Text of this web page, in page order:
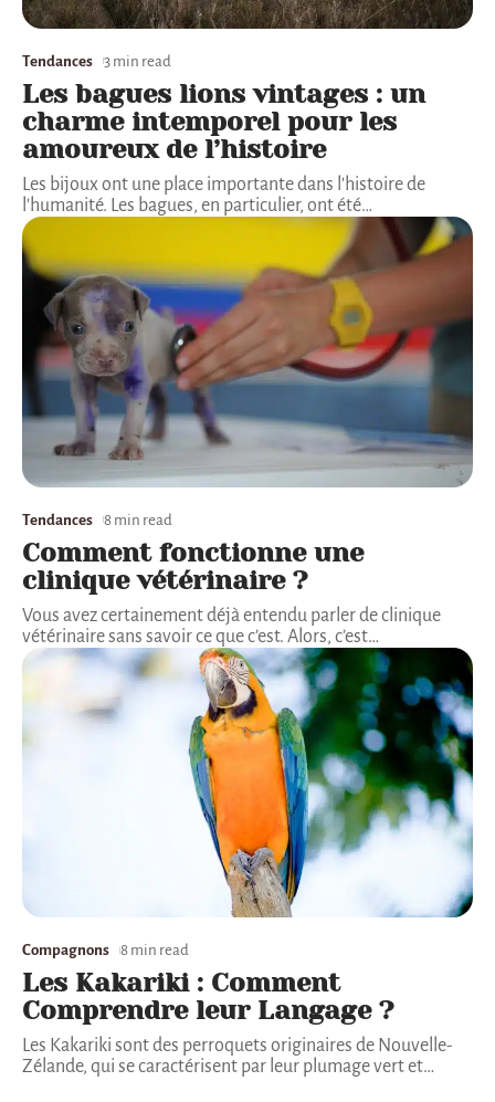
Tendances 3 min read
Les bagues lions vintages : un
charme intemporel pour les
amoureux de l’histoire
Les bijoux ont une place importante dans l'histoire de
l'humanité. Les bagues, en particulier, ont été…
Tendances 8 min read
Comment fonctionne une
clinique vétérinaire ?
Vous avez certainement déjà entendu parler de clinique
vétérinaire sans savoir ce que c’est. Alors, c’est…
Compagnons 8 min read
Les Kakariki : Comment
Comprendre leur Langage ?
Les Kakariki sont des perroquets originaires de Nouvelle-
Zélande, qui se caractérisent par leur plumage vert et…